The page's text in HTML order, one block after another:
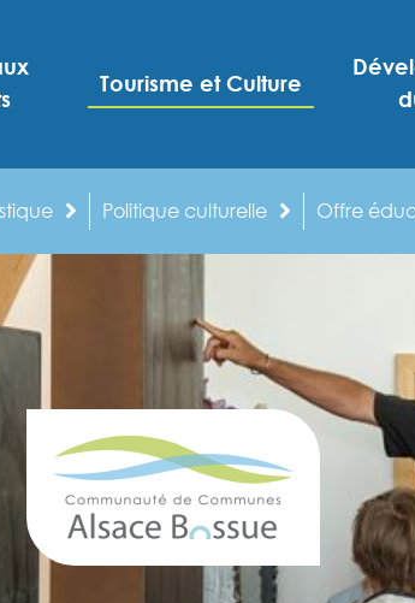
Tourisme et Culture
Politique culturelle Offre